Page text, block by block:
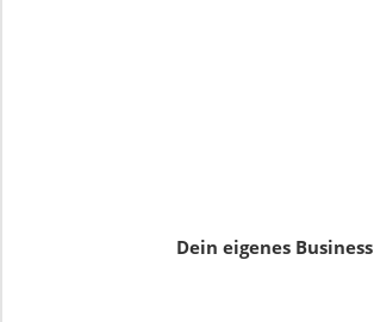
Dein eigenes Business